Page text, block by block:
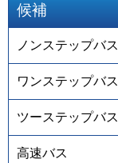
候補
ノンステップバス
ワンステップバス
ツーステップバス
高速バス